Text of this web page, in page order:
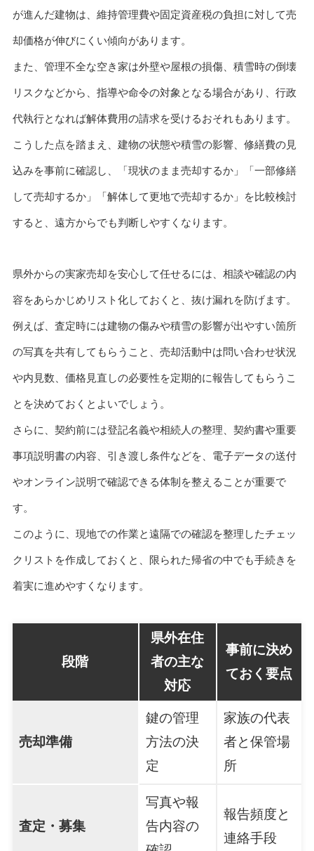
が進んだ建物は、維持管理費や固定資産税の負担に対して売
却価格が伸びにくい傾向があります。
また、管理不全な空き家は外壁や屋根の損傷、積雪時の倒壊
リスクなどから、指導や命令の対象となる場合があり、行政
代執行となれば解体費用の請求を受けるおそれもあります。
こうした点を踏まえ、建物の状態や積雪の影響、修繕費の見
込みを事前に確認し、「現状のまま売却するか」「一部修繕
して売却するか」「解体して更地で売却するか」を比較検討
すると、遠方からでも判断しやすくなります。
県外からの実家売却を安心して任せるには、相談や確認の内
容をあらかじめリスト化しておくと、抜け漏れを防げます。
例えば、査定時には建物の傷みや積雪の影響が出やすい箇所
の写真を共有してもらうこと、売却活動中は問い合わせ状況
や内見数、価格見直しの必要性を定期的に報告してもらうこ
とを決めておくとよいでしょう。
さらに、契約前には登記名義や相続人の整理、契約書や重要
事項説明書の内容、引き渡し条件などを、電子データの送付
やオンライン説明で確認できる体制を整えることが重要で
す。
このように、現地での作業と遠隔での確認を整理したチェッ
クリストを作成しておくと、限られた帰省の中でも手続きを
着実に進めやすくなります。
段階
県外在住
者の主な
対応
事前に決め
ておく要点
売却準備
鍵の管理
方法の決
定
家族の代表
者と保管場
所
査定・募集
写真や報
告内容の
報告頻度と
連絡手段